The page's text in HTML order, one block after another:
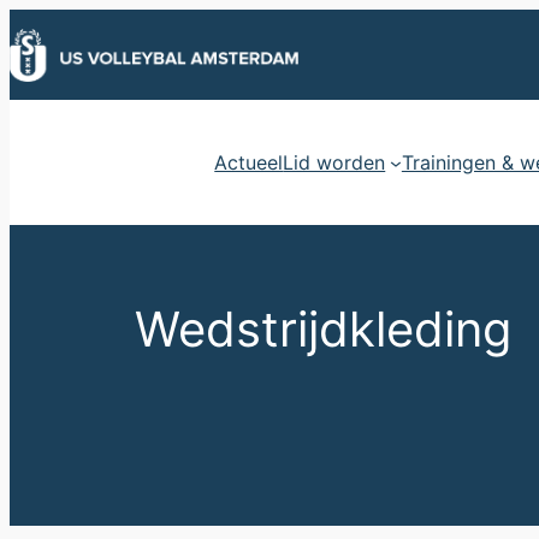
Ga
naar
de
ActueelLid worden Trainingen &
Wedstrijdkleding